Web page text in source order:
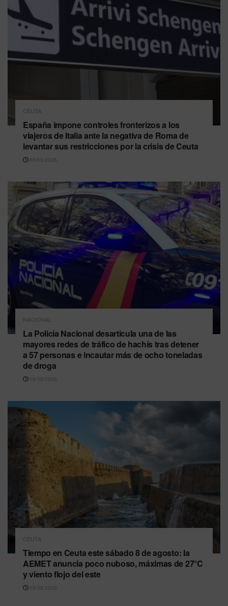
CEUTA
España impone controles fronterizos a los
viajeros de Italia ante la negativa de Roma de
levantar sus restricciones por la crisis de Ceuta
08/08/2026
NACIONAL
La Policía Nacional desarticula una de las
mayores redes de tráfico de hachís tras detener
a 57 personas e incautar más de ocho toneladas
de droga
08/08/2026
CEUTA
Tiempo en Ceuta este sábado 8 de agosto: la
AEMET anuncia poco nuboso, máximas de 27°C
y viento flojo del este
08/08/2026